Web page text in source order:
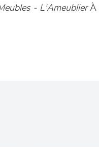
- L'AmeublierÀ